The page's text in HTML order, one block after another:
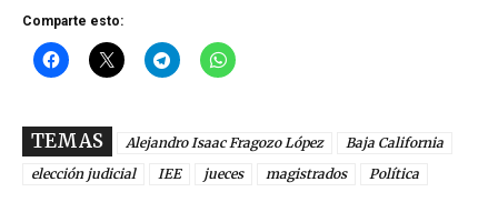
Comparte esto:
TEMAS Alejandro Isaac Fragozo López
Baja California
elección judicial
IEE jueces magistrados Política